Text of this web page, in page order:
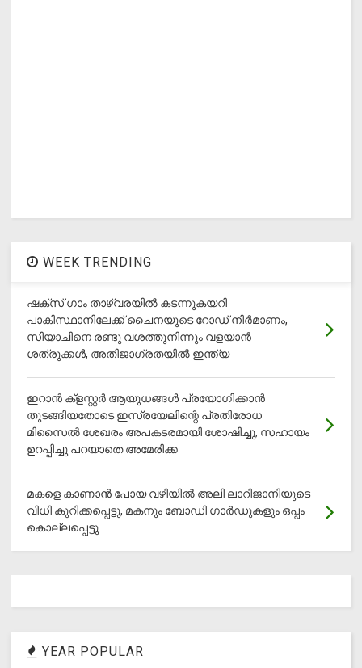
WEEK TRENDING
ഷക്സ് ​ഗാം താഴ്‌വരയിൽ കടന്നുകയറി
പാകിസ്ഥാനിലേക്ക് ചൈനയുടെ റോഡ് നിർമാണം,
സിയാചിനെ രണ്ടു വശത്തുനിന്നും വളയാൻ
ശത്രുക്കൾ, അതിജാ​ഗ്രതയിൽ ഇന്ത്യ
ഇറാന്‍ ക്‌ളസ്റ്റര്‍ ആയുധങ്ങള്‍ പ്രയോഗിക്കാന്‍
തുടങ്ങിയതോടെ ഇസ്രയേലിന്റെ പ്രതിരോധ
മിസൈല്‍ ശേഖരം അപകടരമായി ശോഷിച്ചു, സഹായം
ഉറപ്പിച്ചു പറയാതെ അമേരിക്ക
മകളെ കാണാന്‍ പോയ വഴിയില്‍ അലി ലാറിജാനിയുടെ
വിധി കുറിക്കപ്പെട്ടു, മകനും ബോഡി ഗാര്‍ഡുകളും ഒപ്പം
കൊല്ലപ്പെട്ടു
YEAR POPULAR